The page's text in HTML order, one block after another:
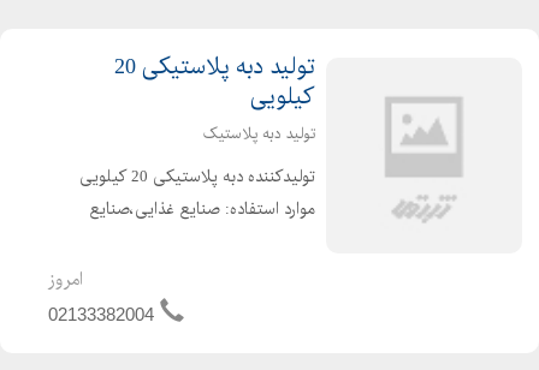
تولید دبه پلاستیکی 20
کیلویی
تولید دبه پلاستیک
تولیدکننده دبه پلاستیکی 20 کیلویی
موارد استفاده: صنایع غذایی،صنایع
کالا:دبه 20 لیتری ویژگی های محصول:
دارای درب پیچی،دسته سیمی می باشد
امروز
02133382004